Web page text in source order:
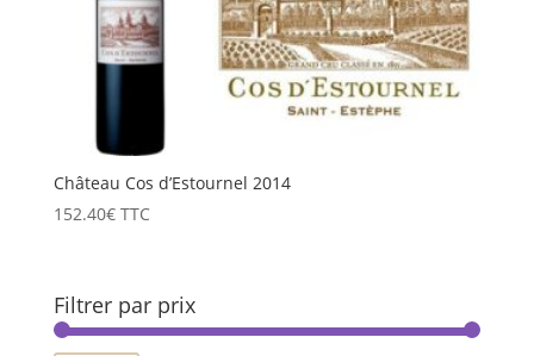
Château Cos d’Estournel 2014
152.40€ TTC
Filtrer par prix